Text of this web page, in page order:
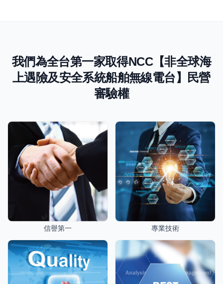
我們為全台第一家取得NCC【非全球海
上遇險及安全系統船舶無線電台】民營
審驗權
信譽第一 專業技術